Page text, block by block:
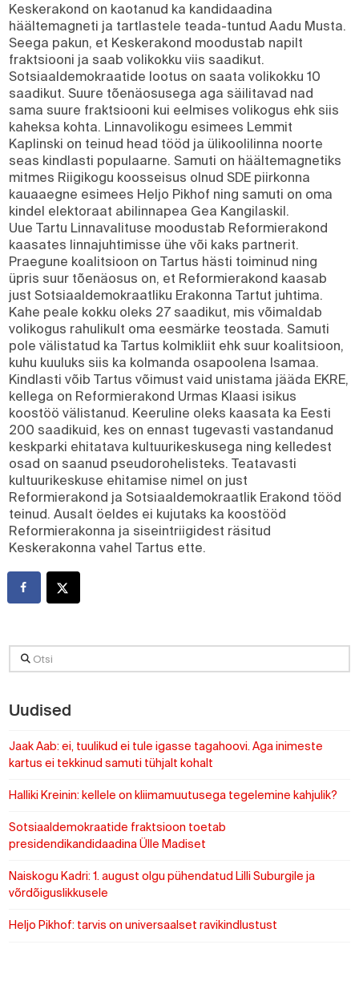
Keskerakond on kaotanud ka kandidaadina
häältemagneti ja tartlastele teada-tuntud Aadu Musta.
Seega pakun, et Keskerakond moodustab napilt
fraktsiooni ja saab volikokku viis saadikut.
Sotsiaaldemokraatide lootus on saata volikokku 10
saadikut. Suure tõenäosusega aga säilitavad nad
sama suure fraktsiooni kui eelmises volikogus ehk siis
kaheksa kohta. Linnavolikogu esimees Lemmit
Kaplinski on teinud head tööd ja ülikoolilinna noorte
seas kindlasti populaarne. Samuti on häältemagnetiks
mitmes Riigikogu koosseisus olnud SDE piirkonna
kauaaegne esimees Heljo Pikhof ning samuti on oma
kindel elektoraat abilinnapea Gea Kangilaskil.
Uue Tartu Linnavalituse moodustab Reformierakond
kaasates linnajuhtimisse ühe või kaks partnerit.
Praegune koalitsioon on Tartus hästi toiminud ning
üpris suur tõenäosus on, et Reformierakond kaasab
just Sotsiaaldemokraatliku Erakonna Tartut juhtima.
Kahe peale kokku oleks 27 saadikut, mis võimaldab
volikogus rahulikult oma eesmärke teostada. Samuti
pole välistatud ka Tartus kolmikliit ehk suur koalitsioon,
kuhu kuuluks siis ka kolmanda osapoolena Isamaa.
Kindlasti võib Tartus võimust vaid unistama jääda EKRE,
kellega on Reformierakond Urmas Klaasi isikus
koostöö välistanud. Keeruline oleks kaasata ka Eesti
200 saadikuid, kes on ennast tugevasti vastandanud
keskparki ehitatava kultuurikeskusega ning kelledest
osad on saanud pseudorohelisteks. Teatavasti
kultuurikeskuse ehitamise nimel on just
Reformierakond ja Sotsiaaldemokraatlik Erakond tööd
teinud. Ausalt öeldes ei kujutaks ka koostööd
Reformierakonna ja siseintriigidest räsitud
Keskerakonna vahel Tartus ette.
Otsi
Uudised
Jaak Aab: ei, tuulikud ei tule igasse tagahoovi. Aga inimeste
kartus ei tekkinud samuti tühjalt kohalt
Halliki Kreinin: kellele on kliimamuutusega tegelemine kahjulik?
Sotsiaaldemokraatide fraktsioon toetab
presidendikandidaadina Ülle Madiset
Naiskogu Kadri: 1. august olgu pühendatud Lilli Suburgile ja
võrdõiguslikkusele
Heljo Pikhof: tarvis on universaalset ravikindlustust